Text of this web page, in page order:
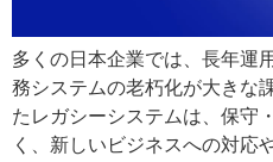
多くの日本企業では、長年運
務システムの老朽化が大きな
たレガシーシステムは、保守
く、新しいビジネスへの対応